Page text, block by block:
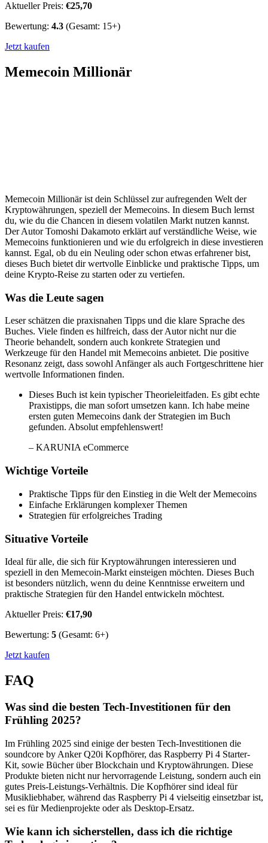
Aktueller Preis: €25,70
Bewertung: 4.3 (Gesamt: 15+)
Jetzt kaufen
Memecoin Millionär
Memecoin Millionär ist dein Schlüssel zur aufregenden Welt der
Kryptowährungen, speziell der Memecoins. In diesem Buch lernst
du, wie du die Chancen in diesem volatilen Markt nutzen kannst.
Der Autor Tomoshi Dakamoto erklärt auf verständliche Weise, wie
Memecoins funktionieren und wie du erfolgreich in diese investieren
kannst. Egal, ob du ein Neuling oder schon etwas erfahrener bist,
dieses Buch bietet dir wertvolle Einblicke und praktische Tipps, um
deine Krypto-Reise zu starten oder zu vertiefen.
Was die Leute sagen
Leser schätzen die praxisnahen Tipps und die klare Sprache des
Buches. Viele finden es hilfreich, dass der Autor nicht nur die
Theorie behandelt, sondern auch konkrete Strategien und
Werkzeuge für den Handel mit Memecoins anbietet. Die positive
Resonanz zeigt, dass sowohl Anfänger als auch Fortgeschrittene hier
wertvolle Informationen finden.
Dieses Buch ist kein typischer Theorieleitfaden. Es gibt echte
Praxistipps, die man sofort umsetzen kann. Ich habe meine
ersten guten Memecoins dank der Strategien im Buch
gefunden. Absolut empfehlenswert!
– KARUNIA eCommerce
Wichtige Vorteile
Praktische Tipps für den Einstieg in die Welt der Memecoins
Einfache Erklärungen komplexer Themen
Strategien für erfolgreiches Trading
Situative Vorteile
Ideal für alle, die sich für Kryptowährungen interessieren und
speziell in den Memecoin-Markt einsteigen möchten. Dieses Buch
ist besonders nützlich, wenn du deine Kenntnisse erweitern und
praktische Strategien für den Handel entwickeln möchtest.
Aktueller Preis: €17,90
Bewertung: 5 (Gesamt: 6+)
Jetzt kaufen
FAQ
Was sind die besten Tech-Investitionen für den
Frühling 2025?
Im Frühling 2025 sind einige der besten Tech-Investitionen die
soundcore by Anker Q20i Kopfhörer, das Raspberry Pi 4 Starter-
Kit, sowie Bücher über Blockchain und Kryptowährungen. Diese
Produkte bieten nicht nur hervorragende Leistung, sondern auch ein
gutes Preis-Leistungs-Verhältnis. Die Kopfhörer sind ideal für
Musikliebhaber, während das Raspberry Pi 4 vielseitig einsetzbar ist,
sei es für Medienprojekte oder als Desktop-Ersatz.
Wie kann ich sicherstellen, dass ich die richtige